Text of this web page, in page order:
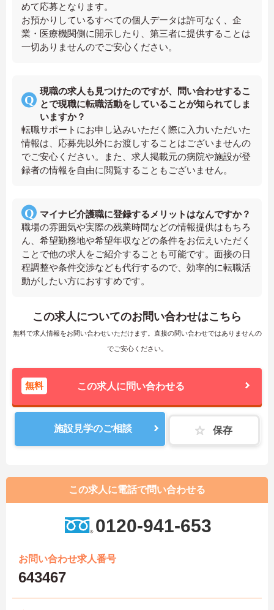
めて応募となります。
お預かりしているすべての個人データは許可なく、企
業・医療機関側に開示したり、第三者に提供することは
一切ありませんのでご安心ください。
現職の求人も見つけたのですが、問い合わせするこ
とで現職に転職活動をしていることが知られてしま
いますか？
転職サポートにお申し込みいただく際に入力いただいた
情報は、応募先以外にお渡しすることはございませんの
でご安心ください。また、求人掲載元の病院や施設が登
録者の情報を自由に閲覧することもございません。
マイナビ介護職に登録するメリットはなんですか？
職場の雰囲気や実際の残業時間などの情報提供はもちろ
ん、希望勤務地や希望年収などの条件をお伝えいただく
ことで他の求人をご紹介することも可能です。面接の日
程調整や条件交渉なども代行するので、効率的に転職活
動がしたい方におすすめです。
この求人についてのお問い合わせはこちら
無料で求人情報をお問い合わせいただけます。直接の問い合わせではありませんの
でご安心ください。
無料 この求人に問い合わせる
施設見学のご相談 保存
この求人に電話で問い合わせる
0120-941-653
お問い合わせ求人番号
643467